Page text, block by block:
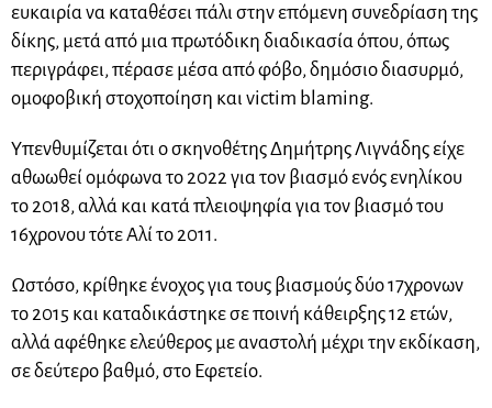
ευκαιρία να καταθέσει πάλι στην επόμενη συνεδρίαση της
δίκης, μετά από μια πρωτόδικη διαδικασία όπου, όπως
περιγράφει, πέρασε μέσα από φόβο, δημόσιο διασυρμό,
ομοφοβική στοχοποίηση και victim blaming.
Υπενθυμίζεται ότι ο σκηνοθέτης Δημήτρης Λιγνάδης είχε
αθωωθεί ομόφωνα το 2022 για τον βιασμό ενός ενηλίκου
το 2018, αλλά και κατά πλειοψηφία για τον βιασμό του
16χρονου τότε Αλί το 2011.
Ωστόσο, κρίθηκε ένοχος για τους βιασμούς δύο 17χρονων
το 2015 και καταδικάστηκε σε ποινή κάθειρξης 12 ετών,
αλλά αφέθηκε ελεύθερος με αναστολή μέχρι την εκδίκαση,
σε δεύτερο βαθμό, στο Εφετείο.